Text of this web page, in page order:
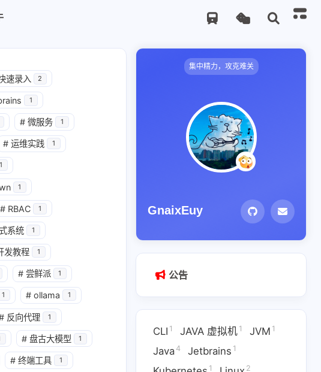
速录入 2
1
# 微服务 1
# 运维实践 1
1
1
# RBAC 1
系统 1
发教程 1
# 尝鲜派 1
1 # ollama 1
反向代理 1
# 盘古大模型 1
# 终端工具 1
集中精力，攻克难关
GnaixEuy
公告
CLI 1 JAVA 虚拟机 1 JVM 1
Java 4 Jetbrains 1
1 2